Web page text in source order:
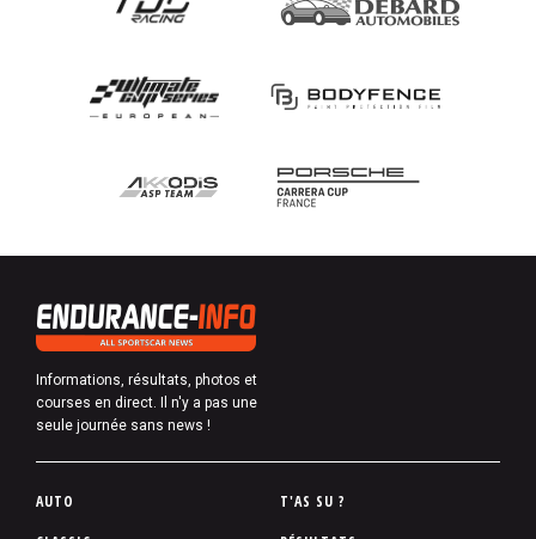
Informations, résultats, photos et
courses en direct. Il n'y a pas une
seule journée sans news !
P
AUTO
T'AS SU ?